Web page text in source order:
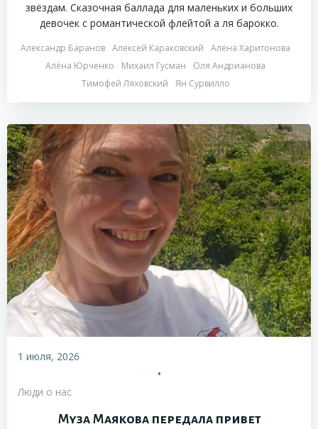
звёздам. Сказочная баллада для маленьких и больших
девочек с романтической флейтой а ля барокко.
Александр Баранов Алексей Караковский
Алёна Харитонова
Алёна Юрченко
Михаил Гусман
Оля Андрианова
Тимофей Ляховский
Ян Сурвилло
1 июля, 2026
•
Люди о нас
Муза Маякова передала привет